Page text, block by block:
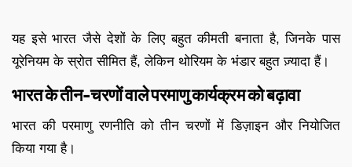
यह इसे भारत जैसे देशों के लिए बहुत कीमती बनाता है, जिनके पास
यूरेनियम के स्रोत सीमित हैं, लेकिन थोरियम के भंडार बहुत ज़्यादा हैं।
भारत के तीन-चरणों वाले परमाणु कार्यक्रम को बढ़ावा
भारत की परमाणु रणनीति को तीन चरणों में डिज़ाइन और नियोजित
किया गया है।